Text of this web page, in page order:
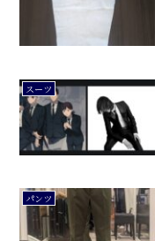
スーツ
パンツ